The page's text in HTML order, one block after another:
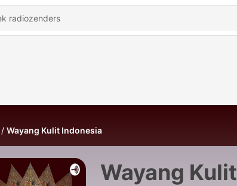
Wayang Kulit Indonesia
Wayang Kulit